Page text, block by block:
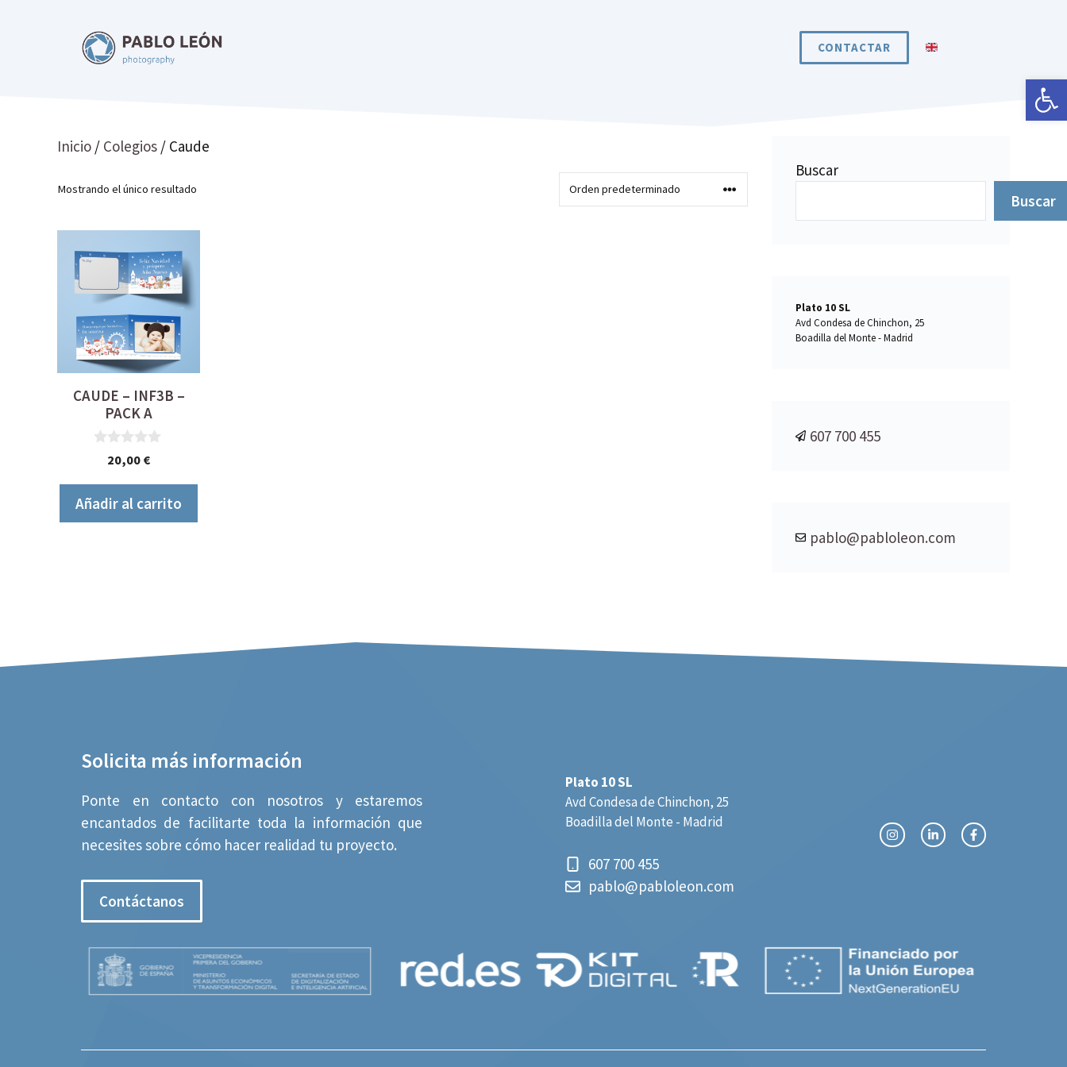
Abrir
CONTACTAR
Inicio / Colegios / Caude
Mostrando el único resultado
CAUDE – INF3B –
PACK A
20,00 €
Añadir al carrito
Buscar
Buscar
Plato 10 SL
Avd Condesa de Chinchon, 25
Boadilla del Monte - Madrid
607 700 455
pablo@pabloleon.com
Solicita más información
Ponte en contacto con nosotros y estaremos
encantados de facilitarte toda la información que
necesites sobre cómo hacer realidad tu proyecto.
Contáctanos
Plato 10 SL
Avd Condesa de Chinchon, 25
Boadilla del Monte - Madrid
607 700 455
pablo@pabloleon.com